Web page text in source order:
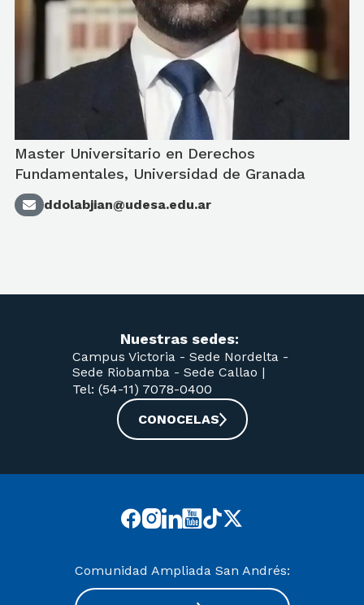
Master Universitario en Derechos
Fundamentales, Universidad de Granada
ddolabjian@udesa.edu.ar
Nuestras sedes:
Campus Victoria - Sede Nordelta -
Sede Riobamba - Sede Callao |
Tel: (54-11) 7078-0400
CONOCELAS
Comunidad Ampliada San Andrés: